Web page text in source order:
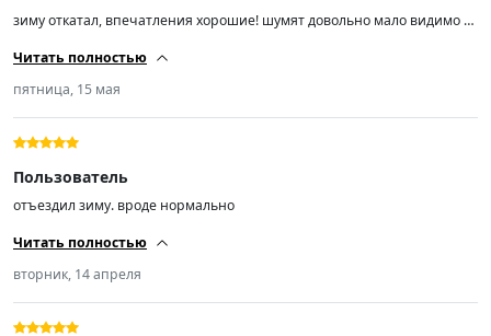
зиму откатал, впечатления хорошие! шумят довольно мало видимо за
максимум 15 гр навесили на шиномонтаже
Читать полностью
пятница, 15 мая
Пользователь
отъездил зиму. вроде нормально
Читать полностью
вторник, 14 апреля